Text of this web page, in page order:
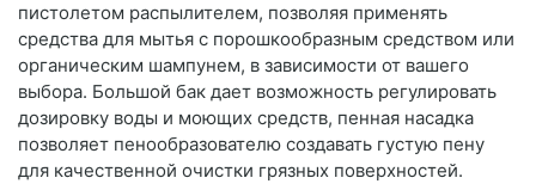
пистолетом распылителем, позволяя применять
средства для мытья с порошкообразным средством или
органическим шампунем, в зависимости от вашего
выбора. Большой бак дает возможность регулировать
дозировку воды и моющих средств, пенная насадка
позволяет пенообразователю создавать густую пену
для качественной очистки грязных поверхностей.